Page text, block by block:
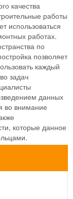
качества
работы
использоваться
работах.
по
позволяет
каждый
задач
данных
во внимание
которые данное